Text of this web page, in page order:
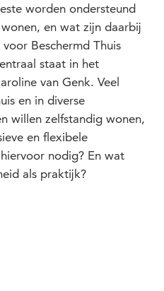
worden ondersteund
en wat zijn daarbij
Beschermd Thuis
staat in het
van Genk. Veel
en in diverse
willen zelfstandig wonen,
en flexibele
nodig? En wat
als praktijk?